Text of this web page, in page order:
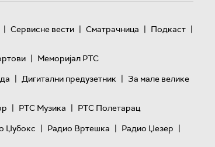
| Сервисне вести | Сматрачница | Подкаст |
| Меморијал РТС
| Дигитални предузетник | За мале велике
| РТС Музика | РТС Полетарац
Џубокс | Радио Вртешка | Радио Џезер |